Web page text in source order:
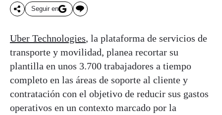
Seguir en
Uber Technologies, la plataforma de servicios de
transporte y movilidad, planea recortar su
plantilla en unos 3.700 trabajadores a tiempo
completo en las áreas de soporte al cliente y
contratación con el objetivo de reducir sus gastos
operativos en un contexto marcado por la